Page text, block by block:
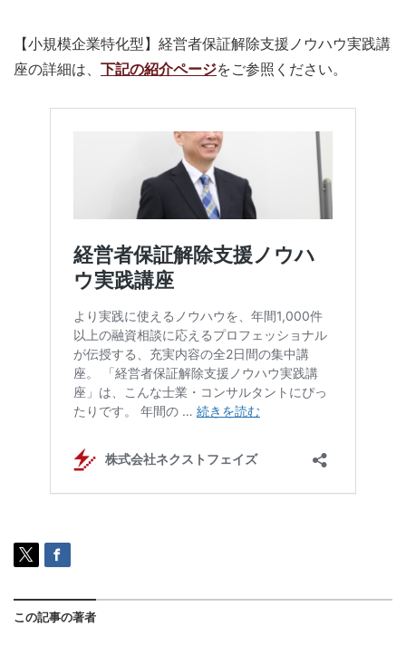
【小規模企業特化型】経営者保証解除支援ノウハウ実践講
座の詳細は、
下記の紹介ページをご参照ください。
この記事の著者